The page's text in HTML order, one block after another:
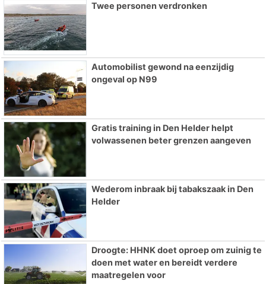
Twee personen verdronken
Automobilist gewond na eenzijdig
ongeval op N99
Gratis training in Den Helder helpt
volwassenen beter grenzen aangeven
Wederom inbraak bij tabakszaak in Den
Helder
Droogte: HHNK doet oproep om zuinig te
doen met water en bereidt verdere
maatregelen voor